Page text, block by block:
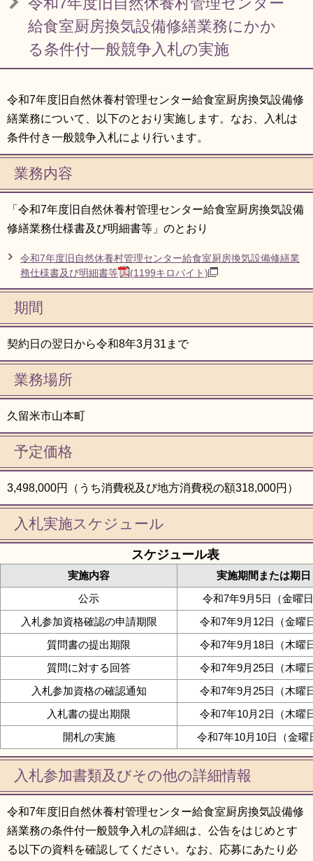
給食室厨房換気設備修繕業務にかか
る条件付一般競争入札の実施
令和7年度旧自然休養村管理センター給食室厨房換気設備修
繕業務について、以下のとおり実施します。なお、入札は
条件付き一般競争入札により行います。
業務内容
「令和7年度旧自然休養村管理センター給食室厨房換気設備
修繕業務仕様書及び明細書等」のとおり
令和7年度旧自然休養村管理センター給食室厨房換気設備修繕業
務仕様書及び明細書等
(1199キロバイト)
期間
契約日の翌日から令和8年3月31まで
業務場所
久留米市山本町
予定価格
3,498,000円（うち消費税及び地方消費税の額318,000円）
入札実施スケジュール
スケジュール表
実施内容
実施期間または期日
公示
令和7年9月5日（金曜
入札参加資格確認の申請期限
令和7年9月12日（金曜
質問書の提出期限
令和7年9月18日（木曜
質問に対する回答
令和7年9月25日（木曜
入札参加資格の確認通知
令和7年9月25日（木曜
入札書の提出期限
令和7年10月2日（木曜
開札の実施
令和7年10月10日（金曜
入札参加書類及びその他の詳細情報
令和7年度旧自然休養村管理センター給食室厨房換気設備修
繕業務の条件付一般競争入札の詳細は、公告をはじめとす
る以下の資料を確認してください。なお、応募にあたり必